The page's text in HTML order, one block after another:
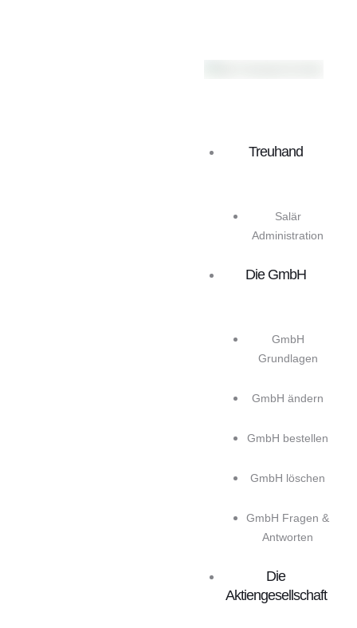
Treuhand
Salär
Administration
Die GmbH
GmbH
Grundlagen
GmbH ändern
GmbH bestellen
GmbH löschen
GmbH Fragen &
Antworten
Die
Aktiengesellschaft